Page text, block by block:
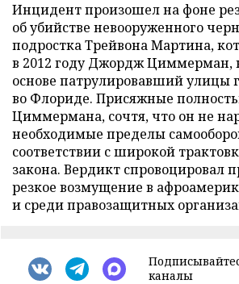
Инцидент произошел на фоне
об убийстве невооруженного
подростка Трейвона Мартина,
в 2012 году Джордж Циммерман,
основе патрулировавший улицы
во Флориде. Присяжные
Циммермана, сочтя, что он не
необходимые пределы
соответствии с широкой
закона. Вердикт спровоцировал
резкое возмущение в
и среди правозащитных
каналы